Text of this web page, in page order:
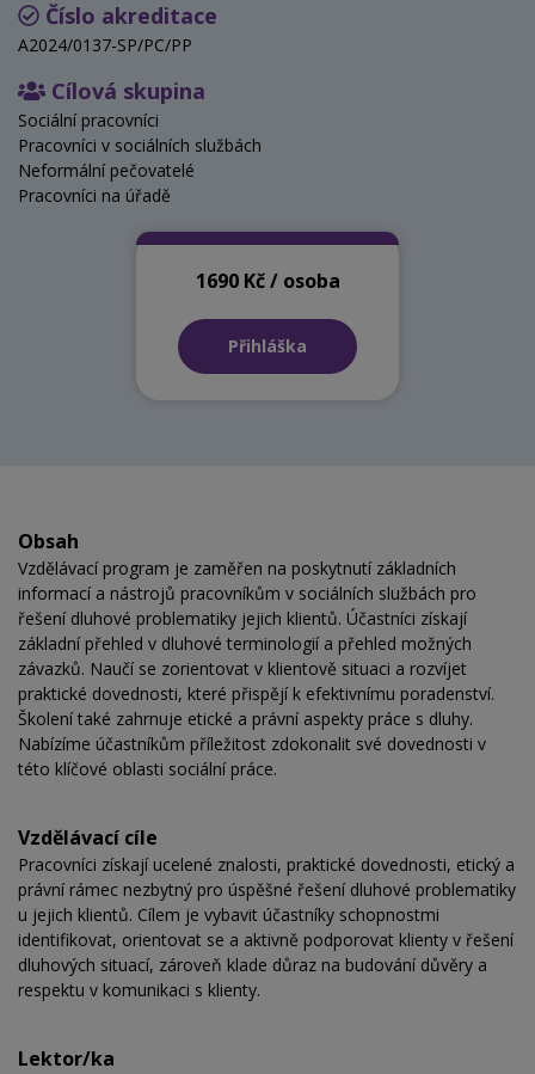
Číslo akreditace
A2024/0137-SP/PC/PP
Cílová skupina
Sociální pracovníci
Pracovníci v sociálních službách
Neformální pečovatelé
Pracovníci na úřadě
1690 Kč / osoba
Přihláška
Obsah
Vzdělávací program je zaměřen na poskytnutí základních
informací a nástrojů pracovníkům v sociálních službách pro
řešení dluhové problematiky jejich klientů. Účastníci získají
základní přehled v dluhové terminologií a přehled možných
závazků. Naučí se zorientovat v klientově situaci a rozvíjet
praktické dovednosti, které přispějí k efektivnímu poradenství.
Školení také zahrnuje etické a právní aspekty práce s dluhy.
Nabízíme účastníkům příležitost zdokonalit své dovednosti v
této klíčové oblasti sociální práce.
Vzdělávací cíle
Pracovníci získají ucelené znalosti, praktické dovednosti, etický a
právní rámec nezbytný pro úspěšné řešení dluhové problematiky
u jejich klientů. Cílem je vybavit účastníky schopnostmi
identifikovat, orientovat se a aktivně podporovat klienty v řešení
dluhových situací, zároveň klade důraz na budování důvěry a
respektu v komunikaci s klienty.
Lektor/ka